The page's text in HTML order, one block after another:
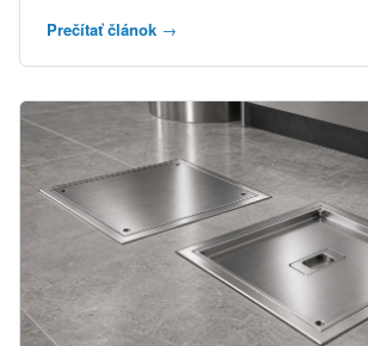
Prečítať článok →